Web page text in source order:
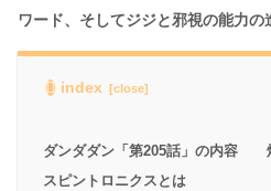
ワード、そしてジジと邪視の能力の
index
ダンダダン「第205話」の内容
スピントロニクスとは